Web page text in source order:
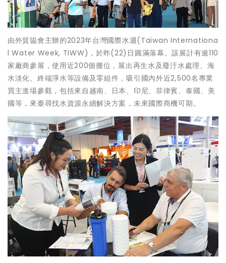
由外貿協會主辦的2023年台灣國際水週(Taiwan Internationa
l Water Week, TIWW)，於昨(22)日圓滿落幕。該展計有逾110
家廠商參展，使用近200個攤位，展出再生水及廢汙水處理、海
水淡化、終端淨水等設備及零組件，吸引國內外近2,500名專業
買主進場參觀，包括來自越南、日本、印尼、菲律賓、泰國、美
國等，來臺尋找水資源永續解決方案，未來國際商機可期。